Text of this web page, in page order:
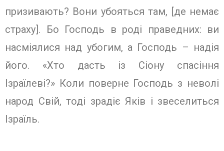
призивають? Вони убояться там, [де немає
страху]. Бо Господь в роді праведних: ви
насміялися над убогим, а Господь – надія
його. «Хто дасть із Сіону спасіння
Ізраїлеві?» Коли поверне Господь з неволі
народ Свій, тоді зрадіє Яків і звеселиться
Ізраїль.